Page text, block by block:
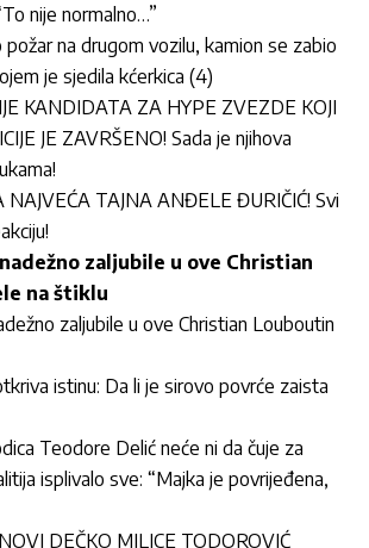
nije normalno…”
na drugom vozilu, kamion se zabio
je sjedila kćerkica (4)
KANDIDATA ZA HYPE ZVEZDE KOJI
JE ZAVRŠENO! Sada je njihova
TAJNA ANĐELE ĐURIČIĆ! Svi
zaljubile u ove Christian
na štiklu
zaljubile u ove Christian Louboutin
istinu: Da li je sirovo povrće zaista
Teodore Delić neće ni da čuje za
isplivalo sve: “Majka je povrijeđena,
DEČKO MILICE TODOROVIĆ